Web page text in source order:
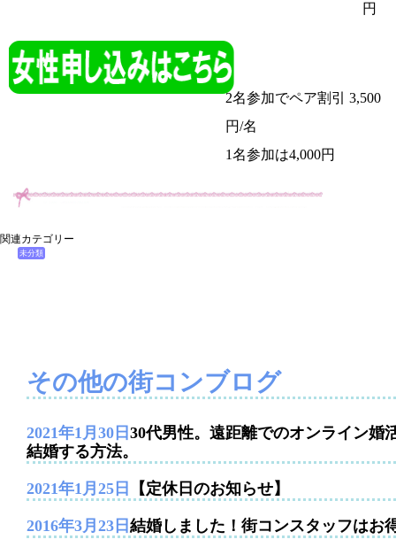
円
2名参加でペア割引 3,500
円/名
1名参加は4,000円
関連カテゴリー
未分類
その他の街コンブログ
2021年1月30日 30代男性。遠距離でのオンライン婚
結婚する方法。
2021年1月25日 【定休日のお知らせ】
2016年3月23日 結婚しました！街コンスタッフはお